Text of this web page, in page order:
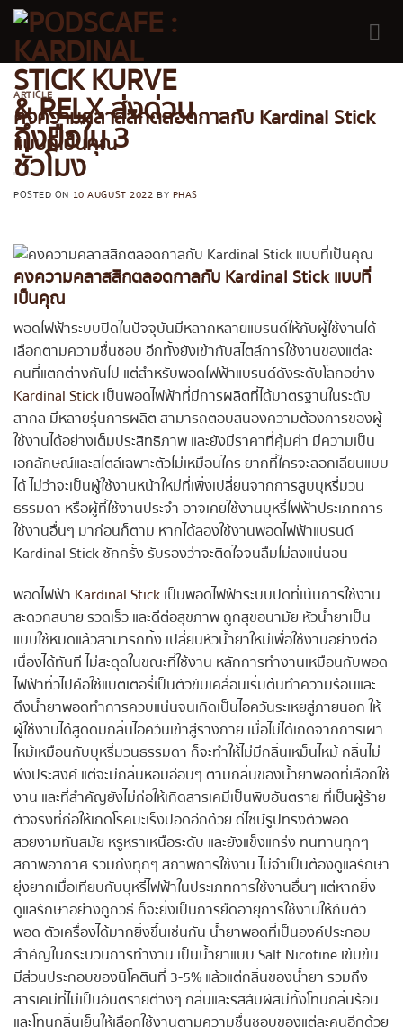
Skip
content
ARTICLE
คงความคลาสสิกตลอดกาลกับ Kardinal Stick
แบบที่เป็นคุณ
POSTED ON 10 AUGUST 2022 BY PHAS
คงความคลาสสิกตลอดกาลกับ Kardinal Stick แบบที่
เป็นคุณ
พอดไฟฟ้าระบบปิดในปัจจุบันมีหลากหลายแบรนด์ให้กับผู้ใช้งานได้
เลือกตามความชื่นชอบ อีกทั้งยังเข้ากับสไตล์การใช้งานของแต่ละ
คนที่แตกต่างกันไป แต่สำหรับพอดไฟฟ้าแบรนด์ดังระดับโลกอย่าง
Kardinal Stickเป็นพอดไฟฟ้าที่มีการผลิตที่ได้มาตรฐานในระดับ
สากล มีหลายรุ่นการผลิต สามารถตอบสนองความต้องการของผู้
ใช้งานได้อย่างเต็มประสิทธิภาพ และยังมีราคาที่คุ้มค่า มีความเป็น
เอกลักษณ์และสไตล์เฉพาะตัวไม่เหมือนใคร ยากที่ใครจะลอกเลียนแบบ
ได้ ไม่ว่าจะเป็นผู้ใช้งานหน้าใหม่ที่เพิ่งเปลี่ยนจากการสูบบุหรี่มวน
ธรรมดา หรือผู้ที่ใช้งานประจำ อาจเคยใช้งานบุหรี่ไฟฟ้าประเภทการ
ใช้งานอื่นๆ มาก่อนก็ตาม หากได้ลองใช้งานพอดไฟฟ้าแบรนด์
Kardinal Stick ซักครั้ง รับรองว่าจะติดใจจนลืมไม่ลงแน่นอน
พอดไฟฟ้า Kardinal Stickเป็นพอดไฟฟ้าระบบปิดที่เน้นการใช้งาน
สะดวกสบาย รวดเร็ว และดีต่อสุขภาพ ถูกสุขอนามัย หัวน้ำยาเป็น
แบบใช้หมดแล้วสามารถทิ้ง เปลี่ยนหัวน้ำยาใหม่เพื่อใช้งานอย่างต่อ
เนื่องได้ทันที ไม่สะดุดในขณะที่ใช้งาน หลักการทำงานเหมือนกับพอด
ไฟฟ้าทั่วไปคือใช้แบตเตอรี่เป็นตัวขับเคลื่อนเริ่มต้นทำความร้อนและ
ดึงน้ำยาพอดทำการควบแน่นจนเกิดเป็นไอควันระเหยสู่ภายนอก ให้
ผู้ใช้งานได้สูดดมกลิ่นไอควันเข้าสู่รางกาย เมื่อไม่ได้เกิดจากการเผา
ไหม้เหมือนกับบุหรี่มวนธรรมดา ก็จะทำให้ไม่มีกลิ่นเหม็นไหม้ กลิ่นไม่
พึงประสงค์ แต่จะมีกลิ่นหอมอ่อนๆ ตามกลิ่นของน้ำยาพอดที่เลือกใช้
งาน และที่สำคัญยังไม่ก่อให้เกิดสารเคมีเป็นพิษอันตราย ที่เป็นผู้ร้าย
ตัวจริงที่ก่อให้เกิดโรคมะเร็งปอดอีกด้วย ดีไซน์รูปทรงตัวพอด
สวยงามทันสมัย หรูหราเหนือระดับ และยังแข็งแกร่ง ทนทานทุกๆ
สภาพอากาศ รวมถึงทุกๆ สภาพการใช้งาน ไม่จำเป็นต้องดูแลรักษา
ยุ่งยากเมื่อเทียบกับบุหรี่ไฟฟ้าในประเภทการใช้งานอื่นๆ แต่หากยิ่ง
ดูแลรักษาอย่างถูกวิธี ก็จะยิ่งเป็นการยืดอายุการใช้งานให้กับตัว
พอด ตัวเครื่องได้มากยิ่งขึ้นเช่นกัน น้ำยาพอดที่เป็นองค์ประกอบ
สำคัญในกระบวนการทำงาน เป็นน้ำยาแบบ Salt Nicotine เข้มข้น
มีส่วนประกอบของนิโคตินที่ 3-5% แล้วแต่กลิ่นของน้ำยา รวมถึง
สารเคมีที่ไม่เป็นอันตรายต่างๆ กลิ่นและรสสัมผัสมีทั้งโทนกลิ่นร้อน
และโทนกลิ่นเย็นให้เลือกใช้งานตามความชื่นชอบของแต่ละคนอีกด้วย